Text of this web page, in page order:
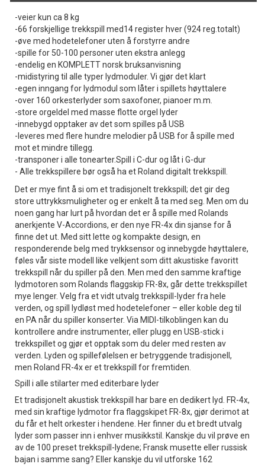
-veier kun ca 8 kg
-66 forskjellige trekkspill med14 register hver (924 reg.totalt)
-øve med hodetelefoner uten å forstyrre andre
-spille for 50-100 personer uten ekstra anlegg
-endelig en KOMPLETT norsk bruksanvisning
-midistyring til alle typer lydmoduler. Vi gjør det klart
-egen inngang for lydmodul som låter i spillets høyttalere
-over 160 orkesterlyder som saxofoner, pianoer m.m.
-store orgeldel med masse flotte orgel lyder
-innebygd opptaker av det som spilles på USB
-leveres med flere hundre melodier på USB for å spille med
mot et mindre tillegg.
-transponer i alle tonearter.Spill i C-dur og låt i G-dur
- Alle trekkspillere bør også ha et Roland digitalt trekkspill.
Det er mye fint å si om et tradisjonelt trekkspill; det gir deg
store uttrykksmuligheter og er enkelt å ta med seg. Men om du
noen gang har lurt på hvordan det er å spille med Rolands
anerkjente V-Accordions, er den nye FR-4x din sjanse for å
finne det ut. Med sitt lette og kompakte design, en
responderende belg med trykksensor og innebygde høyttalere,
føles vår siste modell like velkjent som ditt akustiske favoritt
trekkspill når du spiller på den. Men med den samme kraftige
lydmotoren som Rolands flaggskip FR-8x, går dette trekkspillet
mye lenger. Velg fra et vidt utvalg trekkspill-lyder fra hele
verden, og spill lydløst med hodetelefoner – eller koble deg til
en PA når du spiller konserter. Via MIDI-tilkoblingen kan du
kontrollere andre instrumenter, eller plugg en USB-stick i
trekkspillet og gjør et opptak som du deler med resten av
verden. Lyden og spillefølelsen er betryggende tradisjonell,
men Roland FR-4x er et trekkspill for fremtiden.
Spill i alle stilarter med editerbare lyder
Et tradisjonelt akustisk trekkspill har bare en dedikert lyd. FR-4x,
med sin kraftige lydmotor fra flaggskipet FR-8x, gjør derimot at
du får et helt orkester i hendene. Her finner du et bredt utvalg
lyder som passer inn i enhver musikkstil. Kanskje du vil prøve en
av de 100 preset trekkspill-lydene; Fransk musette eller russisk
bajan i samme sang? Eller kanskje du vil utforske 162